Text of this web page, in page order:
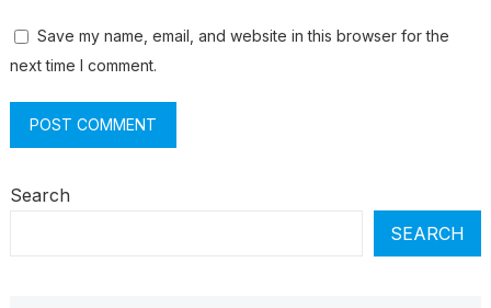
Save my name, email, and website in this browser for the
next time I comment.
Search
SEARCH